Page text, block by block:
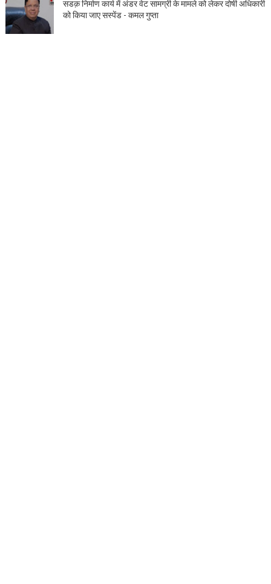
सडक़ निर्माण कार्य में अंडर वेट सामग्री के मामले को लेकर दोषी अधिकारी
को किया जाए सस्पेंड - कमल गुप्ता